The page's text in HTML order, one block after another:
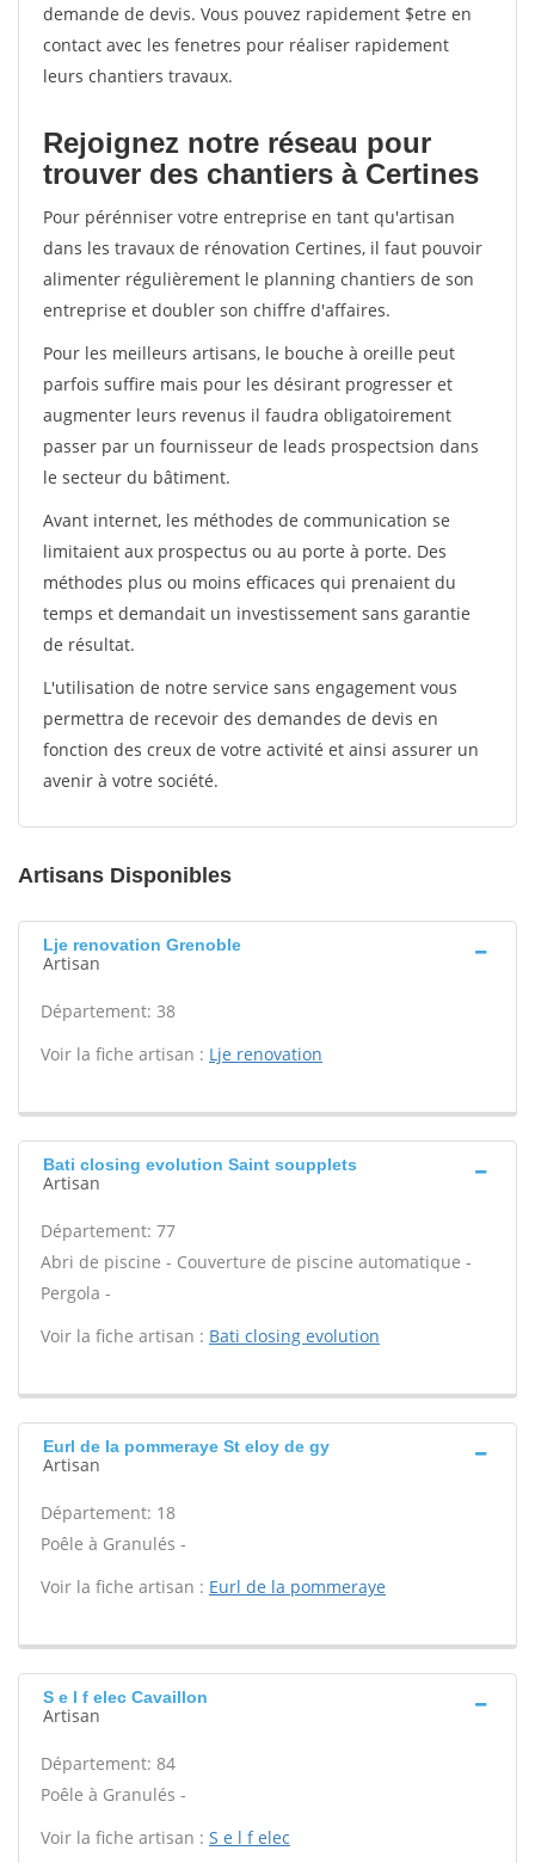
demande de devis. Vous pouvez rapidement $etre en
contact avec les fenetres pour réaliser rapidement
leurs chantiers travaux.
Rejoignez notre réseau pour
trouver des chantiers à Certines
Pour pérénniser votre entreprise en tant qu'artisan
dans les travaux de rénovation Certines, il faut pouvoir
alimenter régulièrement le planning chantiers de son
entreprise et doubler son chiffre d'affaires.
Pour les meilleurs artisans, le bouche à oreille peut
parfois suffire mais pour les désirant progresser et
augmenter leurs revenus il faudra obligatoirement
passer par un fournisseur de leads prospectsion dans
le secteur du bâtiment.
Avant internet, les méthodes de communication se
limitaient aux prospectus ou au porte à porte. Des
méthodes plus ou moins efficaces qui prenaient du
temps et demandait un investissement sans garantie
de résultat.
L'utilisation de notre service sans engagement vous
permettra de recevoir des demandes de devis en
fonction des creux de votre activité et ainsi assurer un
avenir à votre société.
Artisans Disponibles
Lje renovation Grenoble
Artisan
Département: 38
Voir la fiche artisan : Lje renovation
Bati closing evolution Saint soupplets
Artisan
Département: 77
Abri de piscine - Couverture de piscine automatique -
Pergola -
Voir la fiche artisan : Bati closing evolution
Eurl de la pommeraye St eloy de gy
Artisan
Département: 18
Poêle à Granulés -
Voir la fiche artisan : Eurl de la pommeraye
S e l f elec Cavaillon
Artisan
Département: 84
Poêle à Granulés -
Voir la fiche artisan : S e l f elec